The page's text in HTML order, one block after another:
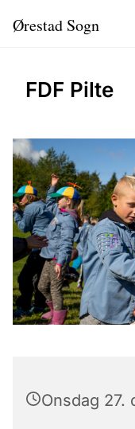
Ørestad Sogn
FDF Pilte
Onsdag 27.